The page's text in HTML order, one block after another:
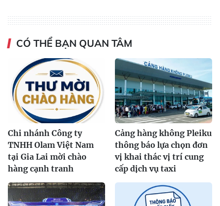
CÓ THỂ BẠN QUAN TÂM
Chi nhánh Công ty
TNHH Olam Việt Nam
tại Gia Lai mời chào
hàng cạnh tranh
Cảng hàng không Pleiku
thông báo lựa chọn đơn
vị khai thác vị trí cung
cấp dịch vụ taxi